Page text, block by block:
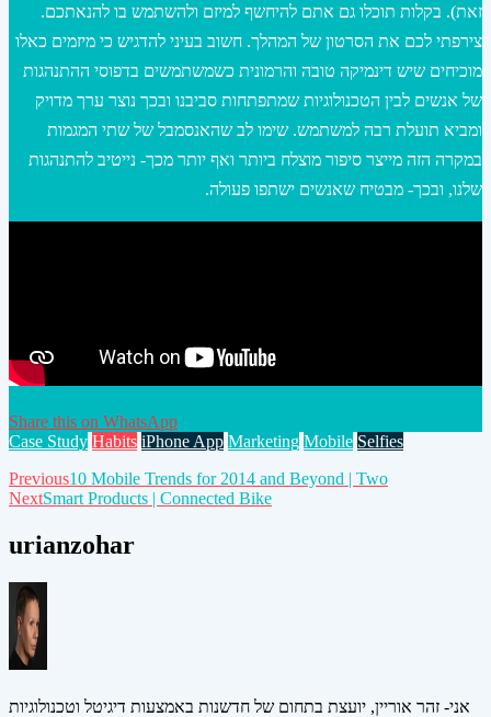
זאת). בקלות תוכלו גם אתם להיחשף למיזם ולהשתמש בו להנאתכם.
צירפתי לכם את הסרטון של המהלך. חשוב בעיני להדגיש כי מיזמים כאלו
מוכיחים שיש דינמיקה טובה והרמונית כשמשתמשים בדפוסי ההתנהגות
של אנשים לבין הטכנולוגיות שמתפתחות סביבנו ובכך נוצר ערך מדויק
ומביא תועלת רבה למשתמש. שימו לב שהאנסמבל של שתי המגמות
במקרה הזה מייצר סיפור מוצלח ביותר ואף יותר מכך- נייטיב להתנהגות
שלנו, ובכך- מבטיח שאנשים ישתפו פעולה.
Share this on WhatsApp
Case Study Habits iPhone App Marketing Mobile Selfies
Post
navigation
Previous10 Mobile Trends for 2014 and Beyond | Two
NextSmart Products | Connected Bike
urianzohar
אני- זהר אוריין, יועצת בתחום של חדשנות באמצעות דיגיטל וטכנולוגיות